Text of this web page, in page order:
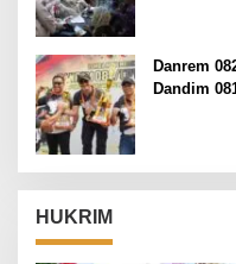
Danrem
Dandim
HUKRIM